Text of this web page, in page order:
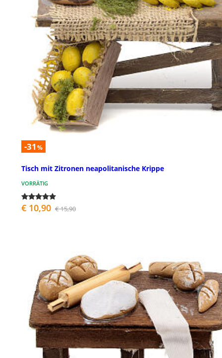
-31 %
Tisch mit Zitronen neapolitanische Krippe
VORRÄTIG
€ 10,90 € 15,90